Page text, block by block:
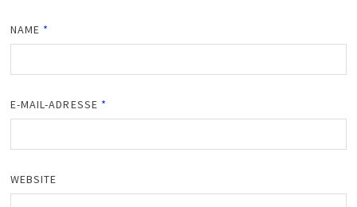
NAME *
E-MAIL-ADRESSE *
WEBSITE